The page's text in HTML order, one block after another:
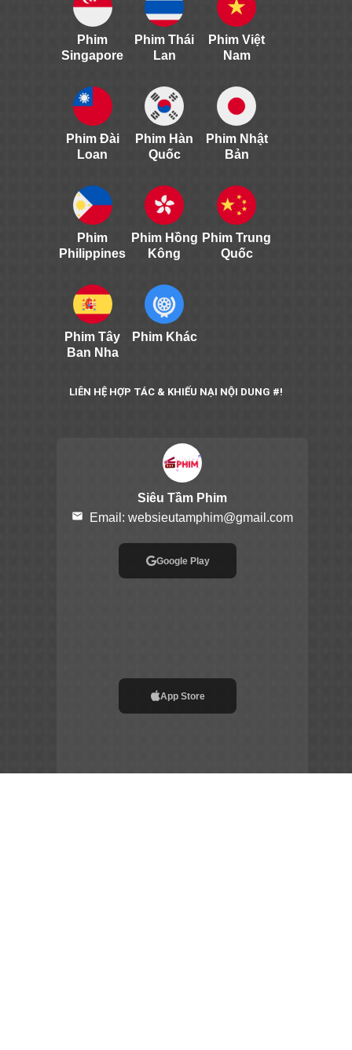
Phim
Singapore
Phim Thái
Lan
Phim Việt
Nam
Phim Đài
Loan
Phim Hàn
Quốc
Phim Nhật
Bản
Phim
Philippines
Phim Hồng
Kông
Phim Trung
Quốc
Phim Tây
Ban Nha
Phim Khác
LIÊN HỆ HỢP TÁC & KHIẾU NẠI NỘI DUNG #!
Siêu Tầm Phim
email Email: websieutamphim@gmail.com
Google Play
App Store